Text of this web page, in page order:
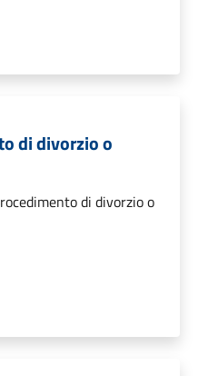
di divorzio o
di divorzio o